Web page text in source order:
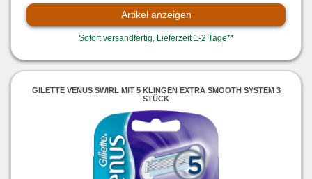
Artikel anzeigen
Sofort versandfertig, Lieferzeit 1-2 Tage**
GILETTE VENUS SWIRL MIT 5 KLINGEN EXTRA SMOOTH SYSTEM 3
STÜCK